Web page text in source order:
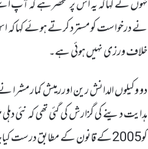
انہوں نے کہاکہ یہ اس پر منحصرہے کہ آپ
نے درخواست کومسترد کرتے ہوئے کہاکہ اس
خلاف ورزی نہیں ہوئی ہے۔
دو وکیلوں الدانش رین اوررمیش
ہدایت دینے کی گزارش کی گئی تھی کہ نئی
کو2005کے قانون کے مطابق درست کیاجائے۔